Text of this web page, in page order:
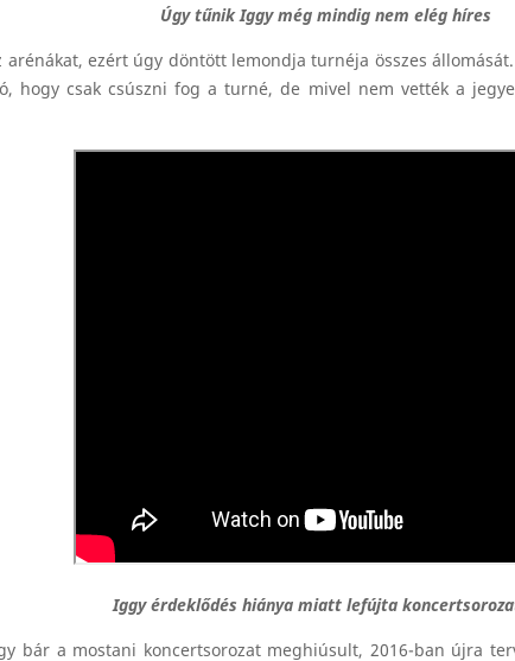
Úgy tűnik Iggy még mindig nem elég híres
ezért úgy döntött lemondja turnéja összes
hogy csak csúszni fog a turné, de mivel nem vették a
Iggy érdeklődés hiánya miatt lefújta
bár a mostani koncertsorozat meghiúsult, 2016-ban újra